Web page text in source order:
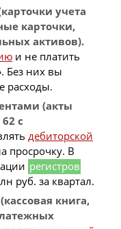
учета
карточки,
активов).
и не платить
Без них вы
расходы.
(акты
с
дебиторской
просрочку. В
регистров
руб. за квартал.
книга,